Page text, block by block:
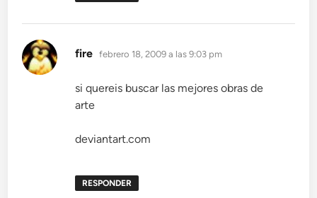
fire dice:
febrero 18, 2009 a las 9:03 pm
si quereis buscar las mejores obras de
arte
deviantart.com
RESPONDER